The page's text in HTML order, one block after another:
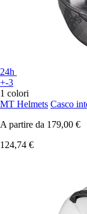
24h
+-3
1 colori
MT Helmets Casco
A partire da 179,00 €
124,74 €